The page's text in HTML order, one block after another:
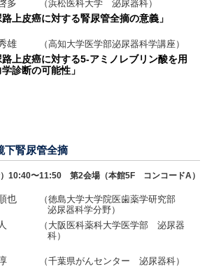
多 （浜松医科大学 泌尿器科）
路上皮癌に対する腎尿管全摘の意義」
雄 （高知大学医学部泌尿器科学講座）
路上皮癌に対する5-アミノレブリン酸を用
診断の可能性」
下腎尿管全摘
10:40〜11:50 第2会場（本館5F コンコードA）
也
（徳島大学大学院医歯薬学研究部
泌尿器科学分野）
（大阪医科薬科大学医学部 泌尿器
科）
（千葉県がんセンター 泌尿器科）